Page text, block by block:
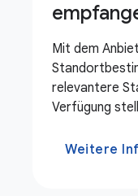
Mit dem
relevantere
Verfügung
Weitere